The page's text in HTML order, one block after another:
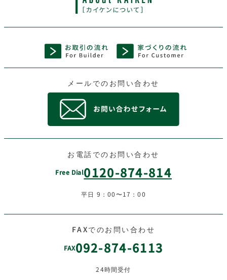
メールでのお問い合わせ
お電話でのお問い合わせ
Free Dial0120-874-814
平日 9：00〜17：00
FAXでのお問い合わせ
FAX092-874-6113
24時間受付